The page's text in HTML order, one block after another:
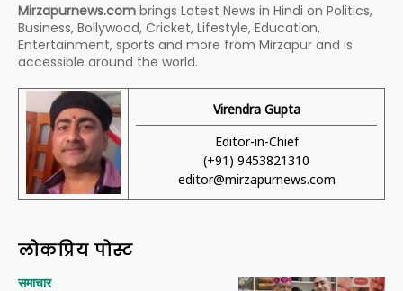
Mirzapurnews.com brings Latest News in Hindi on Politics,
Business, Bollywood, Cricket, Lifestyle, Education,
Entertainment, sports and more from Mirzapur and is
accessible around the world.
Virendra Gupta
Editor-in-Chief
(+91) 9453821310
editor@mirzapurnews.com
लोकप्रिय पोस्ट
समाचार